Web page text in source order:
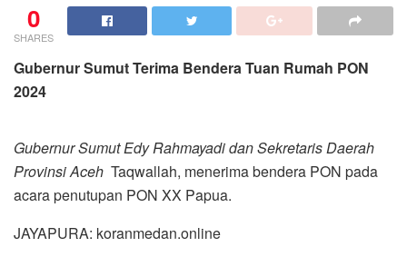
0
SHARES
Gubernur Sumut Terima Bendera Tuan Rumah PON
2024
Gubernur Sumut Edy Rahmayadi dan Sekretaris Daerah
Provinsi Aceh Taqwallah, menerima bendera PON pada
acara penutupan PON XX Papua.
JAYAPURA: koranmedan.online